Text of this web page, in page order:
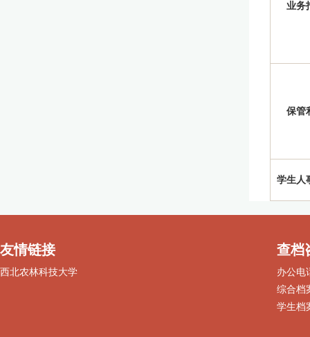
业务
保管
学生人
友情链接
西北农林科技大学
查档
办公电
综合档
学生档